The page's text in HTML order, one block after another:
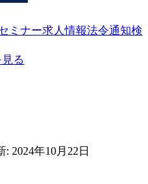
ミナー求人情報法令通知検
る
: 2024年10月22日